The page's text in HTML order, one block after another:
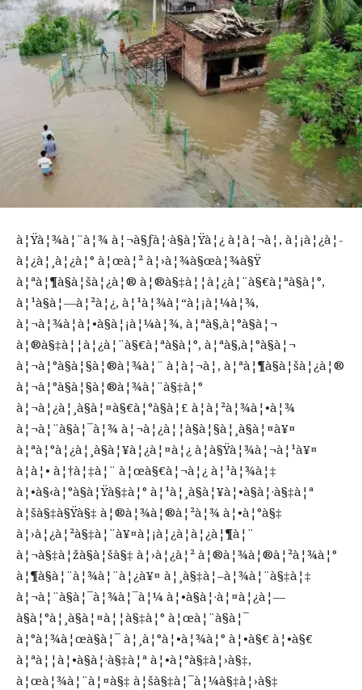
à¦Ÿà¦¾à¦¨à¦¾ à¦¬à§ƒà¦·à§à¦Ÿà¦¿ à¦à¦¬à¦‚ à¦¡à¦¿à¦­
à¦¿à¦¸à¦¿à¦° à¦œà¦² à¦›à¦¾à§œà¦¾à§Ÿ
à¦ªà¦¶à§à¦šà¦¿à¦® à¦®à§‡à¦¦à¦¿à¦¨à§€à¦ªà§à¦°,
à¦¹à§à¦—à¦²à¦¿, à¦¹à¦¾à¦“à¦¡à¦¼à¦¾,
à¦¬à¦¾à¦à¦•à§à¦¡à¦¼à¦¾, à¦ªà§‚à¦°à§à¦¬
à¦®à§‡à¦¦à¦¿à¦¨à§€à¦ªà§à¦°, à¦ªà§‚à¦°à§à¦¬
à¦¬à¦°à§à¦§à¦®à¦¾à¦¨ à¦à¦¬à¦‚ à¦ªà¦¶à§à¦šà¦¿à¦®
à¦¬à¦°à§à¦§à¦®à¦¾à¦¨à§‡à¦°
à¦¬à¦¿à¦¸à§à¦¤à§€à¦°à§à¦£ à¦à¦²à¦¾à¦•à¦¾
à¦¬à¦¨à§à¦¯à¦¾ à¦¬à¦¿à¦¦à§à¦§à¦¸à§à¦¤à¥¤
à¦ªà¦°à¦¿à¦¸à§à¦¥à¦¿à¦¤à¦¿ à¦­à§Ÿà¦¾à¦¬à¦¹à¥¤
à¦à¦• à¦†à¦‡à¦¨ à¦œà§€à¦¬à¦¿ à¦¹à¦¾à¦‡
à¦•à§‹à¦°à§à¦Ÿà§‡à¦° à¦¹à¦¸à§à¦¥à¦•à§à¦·à§‡à¦ª
à¦šà§‡à§Ÿà§‡ à¦®à¦¾à¦®à¦²à¦¾ à¦•à¦°à§‡
à¦›à¦¿à¦²à§‡à¦¨à¥¤à¦¡à¦¿à¦­à¦¿à¦¶à¦¨
à¦¬à§‡à¦žà§à¦šà§‡ à¦›à¦¿à¦² à¦®à¦¾à¦®à¦²à¦¾à¦°
à¦¶à§à¦¨à¦¾à¦¨à¦¿à¥¤ à¦¸à§‡à¦–à¦¾à¦¨à§‡à¦‡
à¦¬à¦¨à§à¦¯à¦¾à¦¯à¦¼ à¦•à§à¦·à¦¤à¦¿à¦—
à§à¦°à¦¸à§à¦¤à¦¦à§‡à¦° à¦œà¦¨à§à¦¯
à¦°à¦¾à¦œà§à¦¯ à¦¸à¦°à¦•à¦¾à¦° à¦•à§€ à¦•à§€
à¦ªà¦¦à¦•à§à¦·à§‡à¦ª à¦•à¦°à§‡à¦›à§‡,
à¦œà¦¾à¦¨à¦¤à§‡ à¦šà§‡à¦¯à¦¼à§‡à¦›à§‡